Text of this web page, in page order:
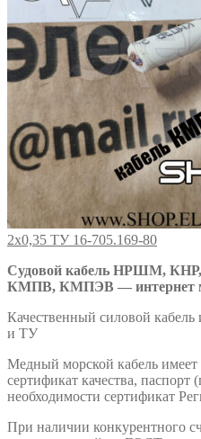
2х0,35 ТУ 16-705.169-80
Судовой кабель НРШМ,
КМПВ, КМПЭВ — интернет
Качественный силовой
и ТУ
Медный морской кабель
сертификат качества,
необходимости сертификат
При наличии конкурентного